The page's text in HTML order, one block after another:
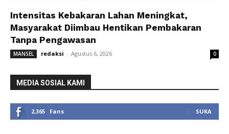
Intensitas Kebakaran Lahan Meningkat,
Masyarakat Diimbau Hentikan Pembakaran
Tanpa Pengawasan
MANSEL redaksi - Agustus 6, 2026 0
MEDIA SOSIAL KAMI
2,365 Fans SUKA